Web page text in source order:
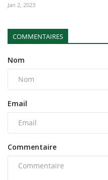
Jan 2, 2023
COMMENTAIRES
Nom
Email
Commentaire